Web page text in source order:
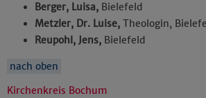
Berger, Luisa, Bielefeld
Metzler, Dr. Luise, Theologin,
Reupohl, Jens, Bielefeld
nach oben
Kirchenkreis Bochum